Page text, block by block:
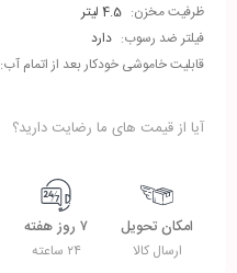
ظرفیت مخزن:
فیلتر ضد رسوب: دارد
قابلیت خاموشی خودکار بعد از اتمام آب:
آیا از قیمت های ما رضایت دارید؟
امکان تحویل
ارسال کالا
۷ روز هفته
۲۴ ساعته